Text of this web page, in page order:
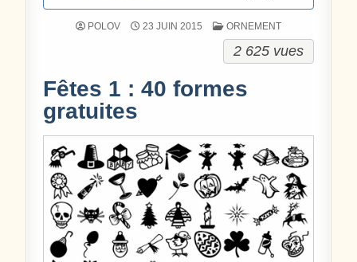
POLOV 23 JUIN 2015 POSTÉ DANS
ORNEMENT
2 625 vues
Fêtes 1 : 40 formes
gratuites